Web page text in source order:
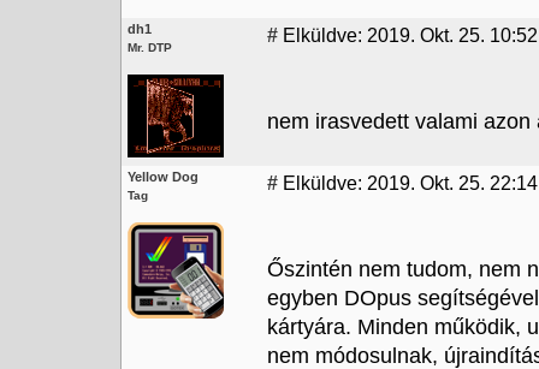
dh1
Mr. DTP
# Elküldve: 2019. Okt. 25. 10:52
nem irasvedett valami
Yellow Dog
Tag
# Elküldve: 2019. Okt. 25. 22:14
Őszintén nem tudom, nem
egyben DOpus
kártyára. Minden működik,
nem módosulnak,